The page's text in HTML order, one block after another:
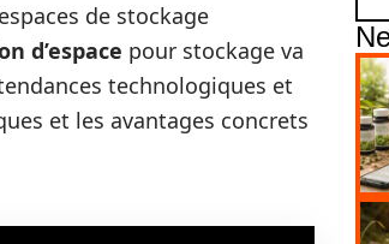
de stockage
d’espace pour stockage va
technologiques et
et les avantages concrets